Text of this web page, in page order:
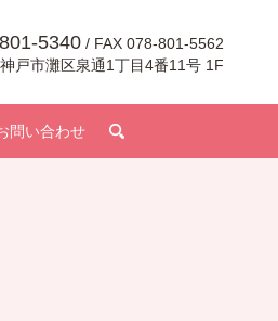
5340 / FAX 078-801-5562
戸市灘区泉通1丁目4番11号 1F
問い合わせ